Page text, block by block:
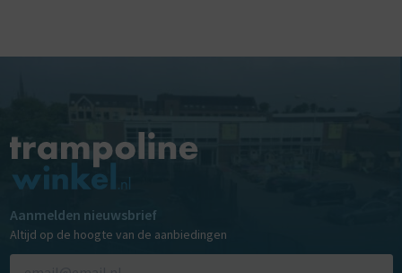
Aanmelden nieuwsbrief
Altijd op de hoogte van de aanbiedingen